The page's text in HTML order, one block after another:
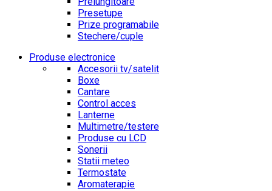
Presetupe
Prize programabile
Stechere/cuple
Produse electronice
Accesorii tv/satelit
Boxe
Cantare
Control acces
Lanterne
Multimetre/testere
Produse cu LCD
Sonerii
Statii meteo
Termostate
Aromaterapie